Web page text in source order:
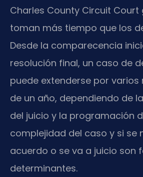
Charles County Circuit
toman más tiempo que los
Desde la comparecencia
resolución final, un caso de
puede extenderse por varios
de un año, dependiendo de
del juicio y la programación
complejidad del caso y si se
acuerdo o se va a juicio son
determinantes.